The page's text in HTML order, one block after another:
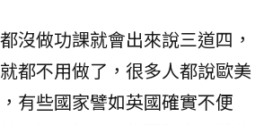
沒做功課就會出來說三道四，
都不用做了，很多人都說歐美
有些國家譬如英國確實不便